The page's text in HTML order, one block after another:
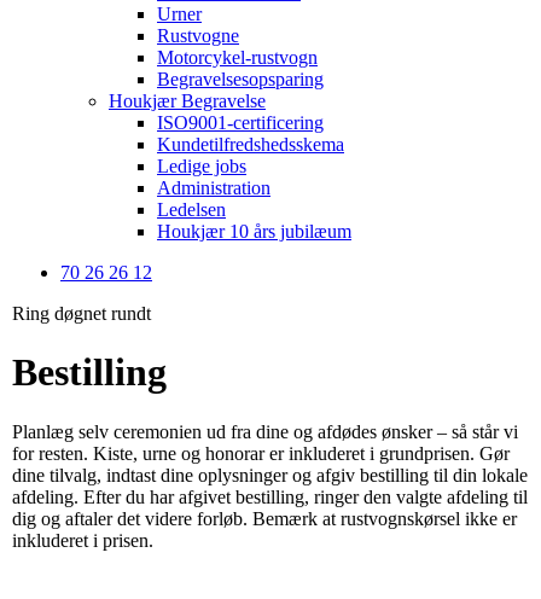
Urner
Rustvogne
Motorcykel-rustvogn
Begravelsesopsparing
Houkjær Begravelse
ISO9001-certificering
Kundetilfredshedsskema
Ledige jobs
Administration
Ledelsen
Houkjær 10 års jubilæum
70 26 26 12
Ring døgnet rundt
Bestilling
Planlæg selv ceremonien ud fra dine og afdødes ønsker – så står vi
for resten. Kiste, urne og honorar er inkluderet i grundprisen. Gør
dine tilvalg, indtast dine oplysninger og afgiv bestilling til din lokale
afdeling. Efter du har afgivet bestilling, ringer den valgte afdeling til
dig og aftaler det videre forløb. Bemærk at rustvognskørsel ikke er
inkluderet i prisen.